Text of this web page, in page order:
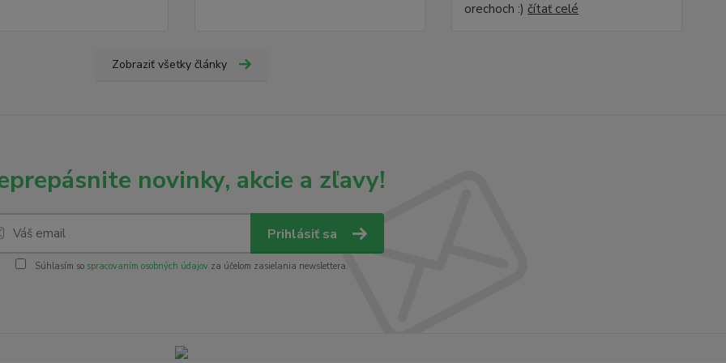
orechoch :)čítať celé
Zobraziť všetky články
novinky, akcie a zľavy!
Prihlásiť sa
Súhlasím so spracovaním osobných údajovza účelom zasielania newslettera.